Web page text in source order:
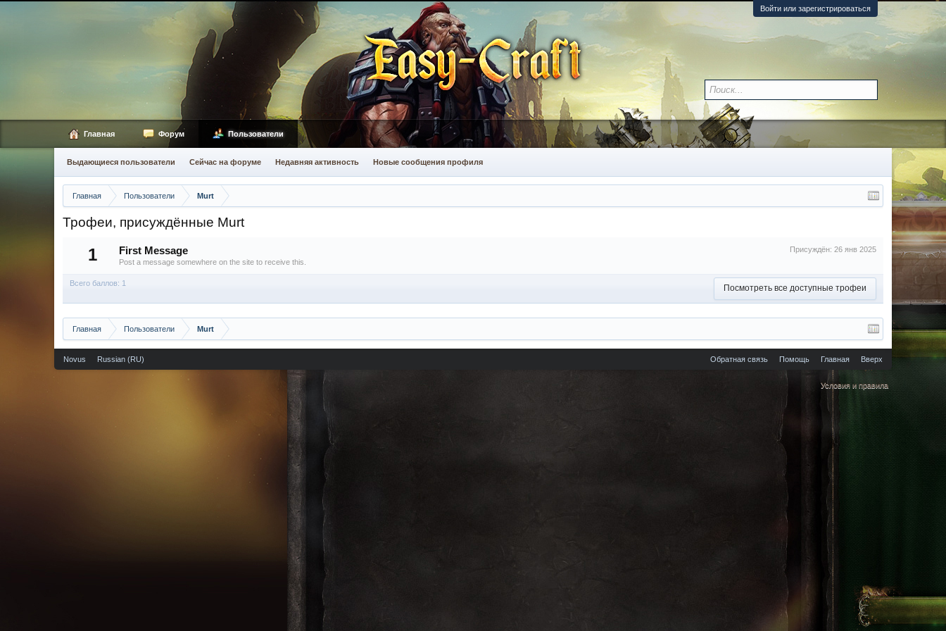
Войти или зарегистрироваться
Главная Пользователи Murt
Трофеи, присуждённые Murt
1 Присуждён: 26 янв 2025
First Message
Post a message somewhere on the site to receive this.
Всего баллов: 1 Посмотреть все доступные трофеи
Главная Пользователи Murt
Главная Форум Пользователи
Выдающиеся пользователи Сейчас на форуме Недавняя активность Новые сообщения профиля
Novus Russian (RU) Обратная связь Помощь Главная Вверх
Условия и правила